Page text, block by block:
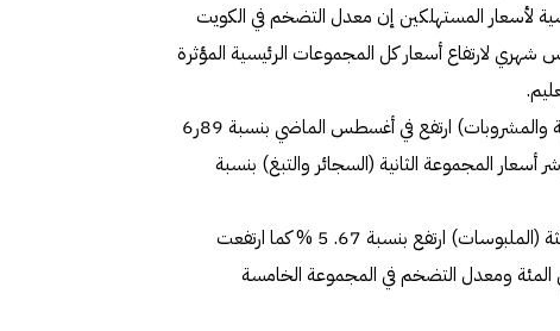
لأسعار المستهلكين إن معدل التضخم في الكويت
شهري لارتفاع أسعار كل المجموعات الرئيسية المؤثرة
وأضافت أن الرقم القياسي للمجموعة الأولى (الأغذية والمشروبات) ارتفع في أغسطس الماضي بنسبة 89ر6
ذاته من 2021 كما ارتفع مؤشر أسعار المجموعة الثانية (السجائر والتبغ) بنسبة
وأوضحت أن مؤشر الأرقام القياسية للمجموعة الثالثة (الملبوسات) ارتفع بنسبة 67. 5 % كما ارتفعت
مجموعة (خدمات المسكن) بنسبة 17. 2 في المئة ومعدل التضخم في المجموعة الخامسة